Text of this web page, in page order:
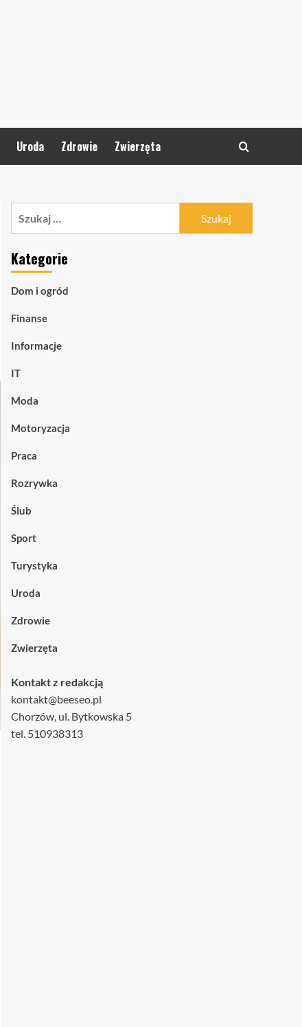
Uroda Zdrowie Zwierzęta
Kategorie
Dom i ogród
Finanse
Informacje
IT
Moda
Motoryzacja
Praca
Rozrywka
Ślub
Sport
Turystyka
Uroda
Zdrowie
Zwierzęta
Kontakt z redakcją
kontakt@beeseo.pl
Chorzów, ul. Bytkowska 5
tel. 510938313